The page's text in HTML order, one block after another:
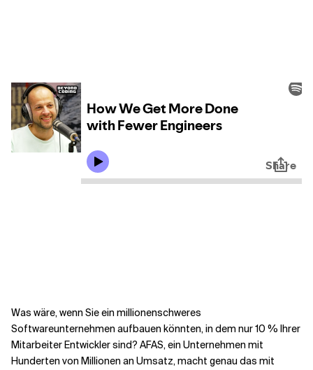
Verwandte Themen
Was wäre, wenn Sie ein millionenschweres
Softwareunternehmen aufbauen könnten, in dem nur 10 % Ihrer
Mitarbeiter Entwickler sind? AFAS, ein Unternehmen mit
Hunderten von Millionen an Umsatz, macht genau das mit